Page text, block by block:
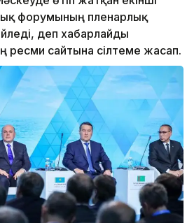
форумының пленарлық
деп хабарлайды
ресми сайтына сілтеме жасап.